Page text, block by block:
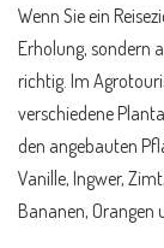
Wenn Sie ein
Erholung, sondern
richtig. Im
verschiedene
den angebauten
Vanille, Ingwer,
Bananen, Orangen